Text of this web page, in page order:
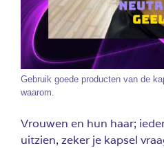
Gebruik goede producten van de
waarom.
Vrouwen en hun haar;
uitzien, zeker je kapsel